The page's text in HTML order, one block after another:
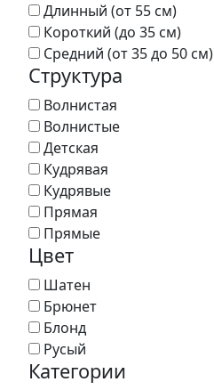
Длинный (от 55 см)
Короткий (до 35 см)
Средний (от 35 до 50 см)
Структура
Волнистая
Волнистые
Детская
Кудрявая
Кудрявые
Прямая
Прямые
Цвет
Шатен
Брюнет
Блонд
Русый
Категории